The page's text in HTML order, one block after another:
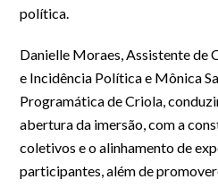
política.
Danielle Moraes, Assistente de
e Incidência Política e Mônica
Programática de Criola,
abertura da imersão, com a
coletivos e o alinhamento de
participantes, além de